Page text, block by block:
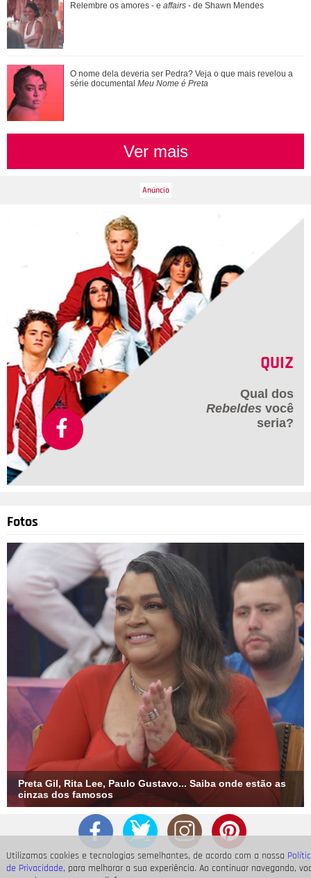
Utilizamos cookies e tecnologias semelhantes, de acordo com a nossa
de Privacidade, para melhorar a sua experiência. Ao continuar navegando,
série documental Meu Nome é Preta
Ariana Grande anuncia pausa na carreira após críticas ao
corpo
Relembre os amores - e affairs - de Shawn Mendes
O nome dela deveria ser Pedra? Veja o que mais revelou a
série documental Meu Nome é Preta
Ver mais
QUIZ
Qual dos
Rebeldes você
seria?
Fotos
Preta Gil, Rita Lee, Paulo Gustavo... Saiba onde estão as
cinzas dos famosos